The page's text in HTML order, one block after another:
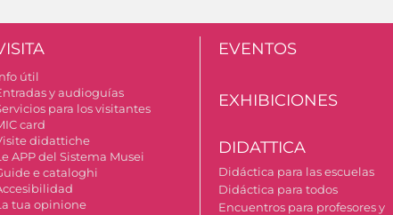
útil
y audioguías
para los visitantes
card
didattiche
APP del Sistema Musei
e cataloghi
tua opinione
EVENTOS
EXHIBICIONES
DIDATTICA
Didáctica para las escuelas
Didáctica para todos
Encuentros para profesores y